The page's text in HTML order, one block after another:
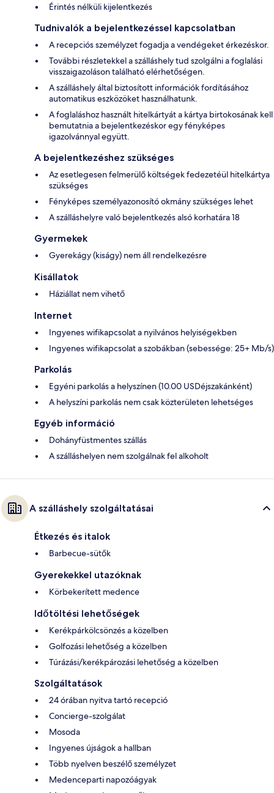
Érintés nélküli kijelentkezés
Tudnivalók a bejelentkezéssel kapcsolatban
A recepciós személyzet fogadja a vendégeket érkezéskor.
További részletekkel a szálláshely tud szolgálni a foglalási
visszaigazoláson található elérhetőségen.
A szálláshely által biztosított információk fordításához
automatikus eszközöket használhatunk.
A foglaláshoz használt hitelkártyát a kártya birtokosának kell
bemutatnia a bejelentkezéskor egy fényképes
igazolvánnyal együtt.
A bejelentkezéshez szükséges
Az esetlegesen felmerülő költségek fedezetéül hitelkártya
szükséges
Fényképes személyazonosító okmány szükséges lehet
A szálláshelyre való bejelentkezés alsó korhatára 18
Gyermekek
Gyerekágy (kiságy) nem áll rendelkezésre
Kisállatok
Háziállat nem vihető
Internet
Ingyenes wifikapcsolat a nyilvános helyiségekben
Ingyenes wifikapcsolat a szobákban (sebessége: 25+ Mb/s)
Parkolás
Egyéni parkolás a helyszínen (10.00 USDéjszakánként)
A helyszíni parkolás nem csak közterületen lehetséges
Egyéb információ
Dohányfüstmentes szállás
A szálláshelyen nem szolgálnak fel alkoholt
A szálláshely szolgáltatásai
Étkezés és italok
Barbecue-sütők
Gyerekekkel utazóknak
Körbekerített medence
Időtöltési lehetőségek
Kerékpárkölcsönzés a közelben
Golfozási lehetőség a közelben
Túrázási/kerékpározási lehetőség a közelben
Szolgáltatások
24 órában nyitva tartó recepció
Concierge-szolgálat
Mosoda
Ingyenes újságok a hallban
Több nyelven beszélő személyzet
Medenceparti napozóágyak